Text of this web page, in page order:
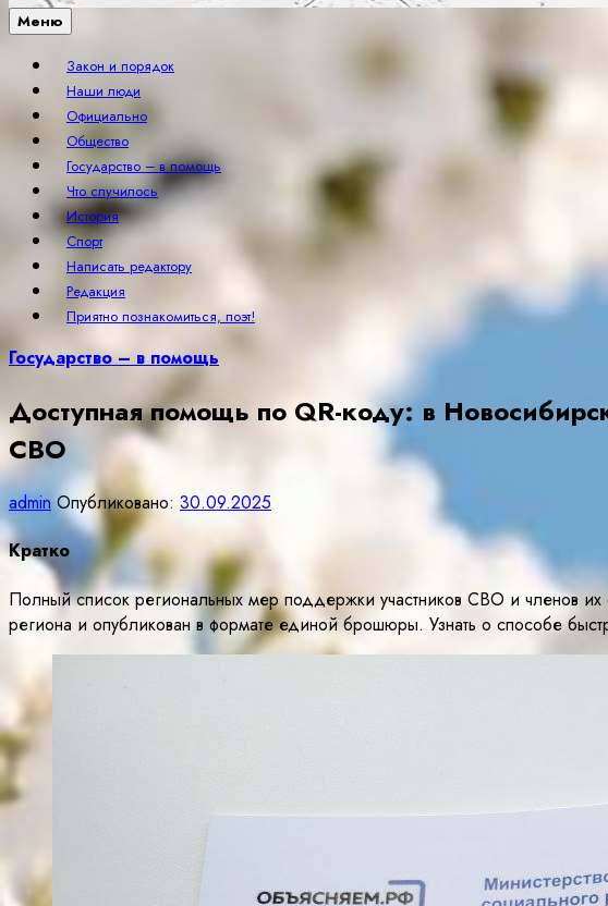
Меню
Закон и порядок
Наши люди
Официально
Общество
Государство – в помощь
Что случилось
История
Спорт
Написать редактору
Редакция
Приятно познакомиться, поэт!
Государство – в помощь
Доступная помощь по QR-коду: в
СВО
admin Опубликовано: 30.09.2025
Кратко
Полный список региональных мер поддержки участников СВО и членов
региона и опубликован в формате единой брошюры. Узнать о способе